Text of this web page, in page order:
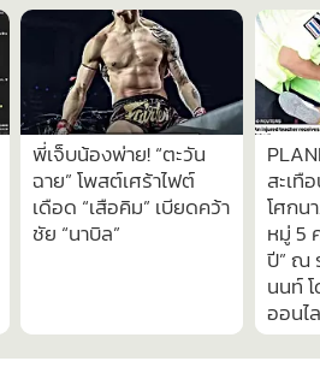
พี่เจ็บน้องพ่าย! “ตะวัน
ฉาย” โพสต์เศร้าไฟต์
เดือด “เสือคิม” เบียดคว้า
ชัย “นาบิล”
สะเทื
โศกน
หมู่ 5
ปี” ณ
นนท์
ออนไ